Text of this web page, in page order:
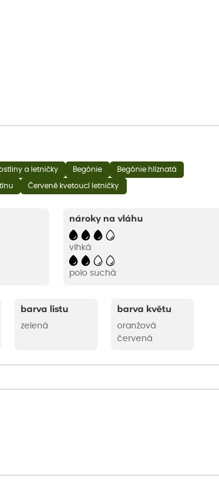
a letničky Begónie Begónie hlíznatá
Červeně kvetoucí letničky
nároky na vláhu
vlhká
polo suchá
barva listu
zelená
barva květu
oranžová
červená